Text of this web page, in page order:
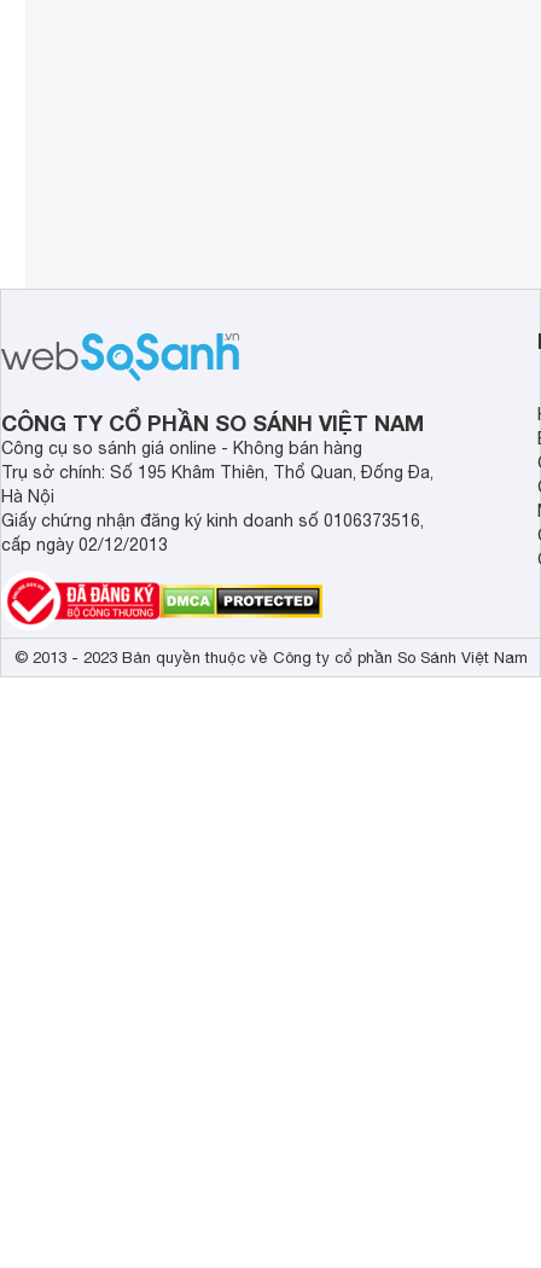
CÔNG TY CỔ PHẦN SO SÁNH VIỆT NAM
Công cụ so sánh giá online - Không bán hàng
Trụ sở chính: Số 195 Khâm Thiên, Thổ Quan, Đống Đa,
Hà Nội
Giấy chứng nhận đăng ký kinh doanh số 0106373516,
cấp ngày 02/12/2013
© 2013 - 2023 Bản quyền thuộc về Công ty cổ phần So Sánh Việt Nam